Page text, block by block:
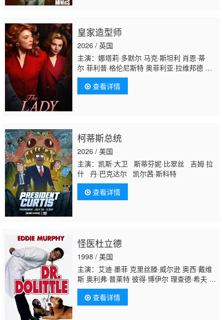
皇家造型师
2026 / 英国
主演：娜塔莉·多默尔 马克·斯坦利 肖恩·蒂
尔 菲利普·格伦尼斯特 奥菲利亚·拉维邦德 劳
拉·艾克曼 克莱尔·斯金纳 米娅·麦肯纳·布鲁
斯 埃莉诺·德·罗汉 索菲·西蒙特 斯蒂芬妮·斯隹
特 Joseph·Ollman 丹尼尔·瑞恩 艾德·斯皮伊
查看详情
柯蒂斯总统
2026 / 美国
主演：凯斯·大卫 斯蒂芬妮·比翠丝 吉姆·拉
什 丹·巴克达尔 凯尔茜·斯科特
查看详情
怪医杜立德
1998 / 美国
主演：艾迪·墨菲 克里丝滕·威尔逊 奥西·戴维
斯 奥利弗·普莱特 彼得·博伊尔 理查德·希夫 杰
弗里·塔伯 凯拉·帕特 雷文-西蒙尼 斯蒂芬·吉尔
伯恩 埃里克·德拉姆斯 June
Christopher Cherie Franklin 马克·阿戴尔-里
查看详情